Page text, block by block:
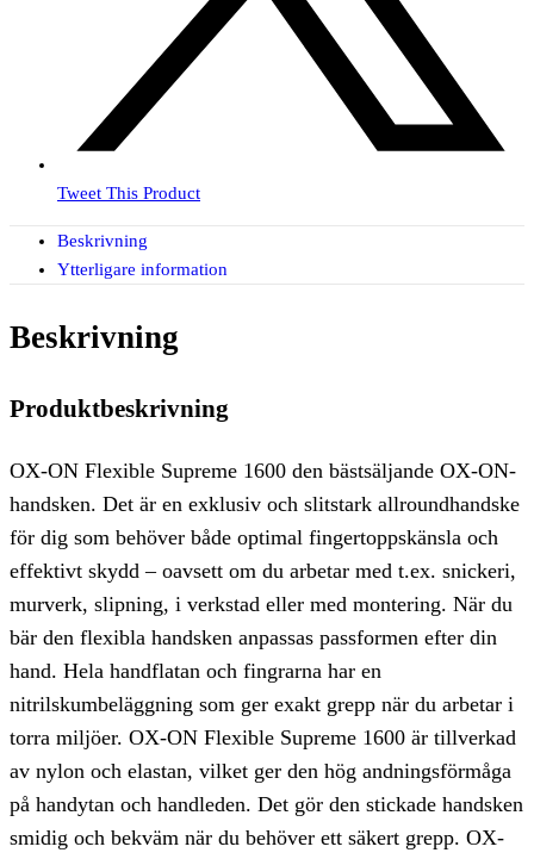
Tweet This Product
Beskrivning
Ytterligare information
Beskrivning
Produktbeskrivning
OX-ON Flexible Supreme 1600 den bästsäljande OX-ON-
handsken. Det är en exklusiv och slitstark allroundhandske
för dig som behöver både optimal fingertoppskänsla och
effektivt skydd – oavsett om du arbetar med t.ex. snickeri,
murverk, slipning, i verkstad eller med montering. När du
bär den flexibla handsken anpassas passformen efter din
hand. Hela handflatan och fingrarna har en
nitrilskumbeläggning som ger exakt grepp när du arbetar i
torra miljöer. OX-ON Flexible Supreme 1600 är tillverkad
av nylon och elastan, vilket ger den hög andningsförmåga
på handytan och handleden. Det gör den stickade handsken
smidig och bekväm när du behöver ett säkert grepp. OX-